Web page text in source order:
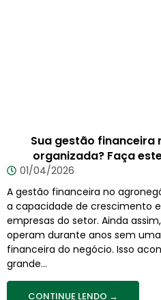
Sua gestão financeira
organizada? Faça
01/04/2026
A gestão financeira no
a capacidade de crescimento
empresas do setor. Ainda
operam durante anos sem
financeira do negócio. Isso
grande...
CONTINUE LENDO →